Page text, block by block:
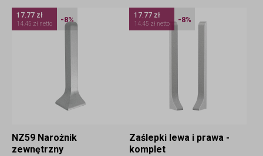
NZ59 Narożnik
zewnętrzny
17.77 zł
14.45 zł netto -8%
Zaślepki lewa i prawa -
komplet
17.77 zł
14.45 zł netto -8%